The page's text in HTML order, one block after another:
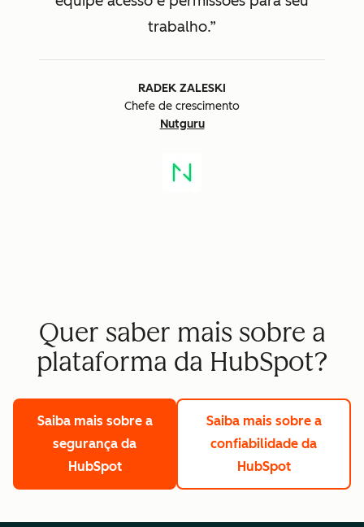
trabalho.
RADEK ZALESKI
Chefe de crescimento
Nutguru
Quer saber mais sobre a
plataforma da HubSpot?
Saiba mais sobre a
segurança da
HubSpot
Saiba mais sobre a
confiabilidade da
HubSpot